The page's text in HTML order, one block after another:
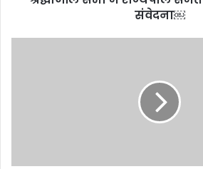
संवेदना￼
राज्य